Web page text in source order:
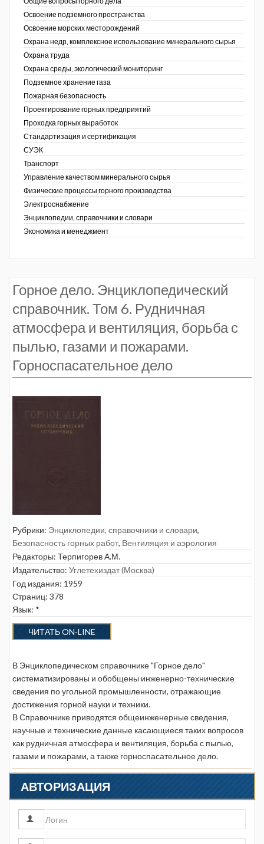
Освоение подземного пространства
Освоение морских месторождений
Охрана недр, комплексное использование минерального сырья
Охрана труда
Охрана среды, экологический мониторинг
Подземное хранение газа
Пожарная безопасность
Проектирование горных предприятий
Проходка горных выработок
Стандартизация и сертификация
СУЭК
Транспорт
Управление качеством минерального сырья
Физические процессы горного производства
Электроснабжение
Энциклопедии, справочники и словари
Экономика и менеджмент
Горное дело. Энциклопедический
справочник. Том 6. Рудничная
атмосфера и вентиляция, борьба с
пылью, газами и пожарами.
Горноспасательное дело
Рубрики: Энциклопедии, справочники и словари,
Безопасность горных работ, Вентиляция и аэрология
Редакторы: Терпигорев А.М.
Издательство: Углетехиздат (Москва)
Год издания: 1959
Страниц: 378
Язык: *
ЧИТАТЬ ON-LINE
В Энциклопедическом справочнике "Горное дело"
систематизированы и обобщены инженерно-технические
сведения по угольной промышленности, отражающие
достижения горной науки и техники.
В Справочнике приводятся общеинженерные сведения,
научные и технические данные касающиеся таких вопросов
как рудничная атмосфера и вентиляция, борьба с пылью,
газами и пожарами, а также горноспасательное дело.
АВТОРИЗАЦИЯ